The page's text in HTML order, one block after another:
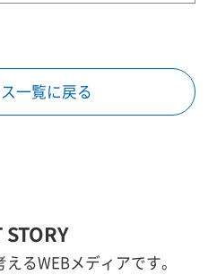
一覧に戻る
STORY
るWEBメディアです。